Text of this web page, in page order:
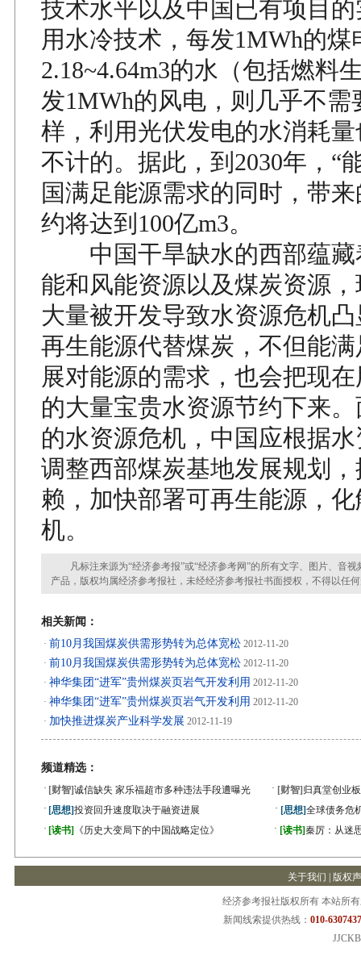
技术水平以及中国已有项目
用水冷技术，每发1MWh的煤
2.18~4.64m3的水（包括燃料
发1MWh的风电，则几乎不需
样，利用光伏发电的水消耗
不计的。据此，到2030年，“
国满足能源需求的同时，带
约将达到100亿m3。
中国干旱缺水的西部蕴藏
能和风能资源以及煤炭资源
大量被开发导致水资源危机
再生能源代替煤炭，不但能
展对能源的需求，也会把现
的大量宝贵水资源节约下来
的水资源危机，中国应根据
调整西部煤炭基地发展规划
赖，加快部署可再生能源，
机。
凡标注来源为“经济参考报”或“经济参考网”的所有文字、图片、音视
产品，版权均属经济参考报社，未经经济参考报社书面授权，不得以任
相关新闻：
· 前10月我国煤炭供需形势转为总体宽松 2012-11-20
· 前10月我国煤炭供需形势转为总体宽松 2012-11-20
· 神华集团“进军”贵州煤炭页岩气开发利用 2012-11-20
· 神华集团“进军”贵州煤炭页岩气开发利用 2012-11-20
· 加快推进煤炭产业科学发展 2012-11-19
频道精选：
· [财智]诚信缺失 家乐福超市多种违法手段遭曝光 · [财智] 归真堂创业
· [思想]投资回升速度取决于融资进展 · [思想]全球债务危
· [读书] 《历史大变局下的中国战略定位》 · [读书]秦厉：从迷
关于我们 版权
经济参考报社版权所有 本站所
新闻线索提供热线： 010-